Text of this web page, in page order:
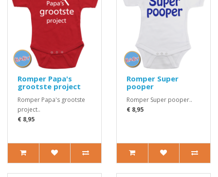
Romper Papa's
grootste project
Romper Papa's grootste
project..
€ 8,95
Romper Super
pooper
Romper Super pooper..
€ 8,95